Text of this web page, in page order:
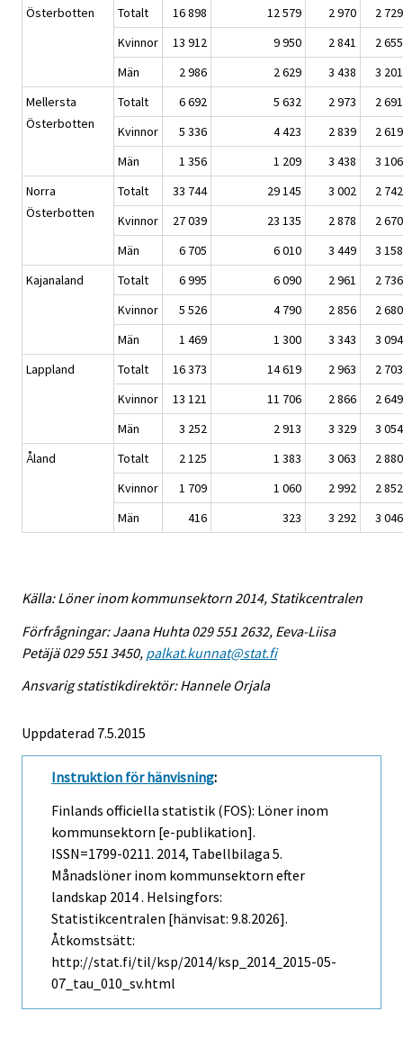
Österbotten Totalt 16 898 12 579 2 970
2 729
Kvinnor
13 912 9 950 2 841
2 655
Män
2 986 2 629 3 438
3 201
Mellersta
Österbotten
Totalt 6 692 5 632 2 973
2 691
Kvinnor
5 336 4 423 2 839
2 619
Män
1 356 1 209 3 438
3 106
Norra
Österbotten
Totalt 33 744 29 145 3 002
2 742
Kvinnor
27 039 23 135 2 878
2 670
Män
6 705 6 010 3 449
3 158
Kajanaland
Totalt 6 995 6 090 2 961
2 736
Kvinnor
5 526 4 790 2 856
2 680
Män
1 469 1 300 3 343
3 094
Lappland
Totalt 16 373 14 619 2 963
2 703
Kvinnor
13 121 11 706 2 866
2 649
Män
3 252 2 913 3 329
3 054
Åland
Totalt 2 125 1 383 3 063
2 880
Kvinnor
1 709 1 060 2 992
2 852
Män
416 323 3 292 3 046
Källa: Löner inom kommunsektorn 2014, Statikcentralen
Förfrågningar: Jaana Huhta 029 551 2632, Eeva-Liisa
Petäjä 029 551 3450, palkat.kunnat@stat.fi
Ansvarig statistikdirektör: Hannele Orjala
Uppdaterad 7.5.2015
Instruktion för hänvisning:
Finlands officiella statistik (FOS): Löner inom
kommunsektorn [e-publikation].
ISSN=1799-0211. 2014, Tabellbilaga 5.
Månadslöner inom kommunsektorn efter
landskap 2014 . Helsingfors:
Statistikcentralen [hänvisat: 9.8.2026].
Åtkomstsätt:
http://stat.fi/til/ksp/2014/ksp_2014_2015-05-
07_tau_010_sv.html